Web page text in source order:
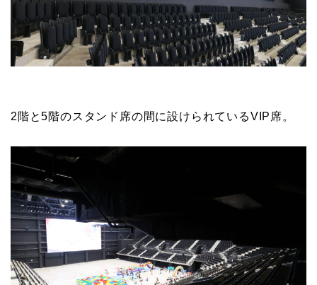
2階と5階のスタンド席の間に設けられているVIP席。